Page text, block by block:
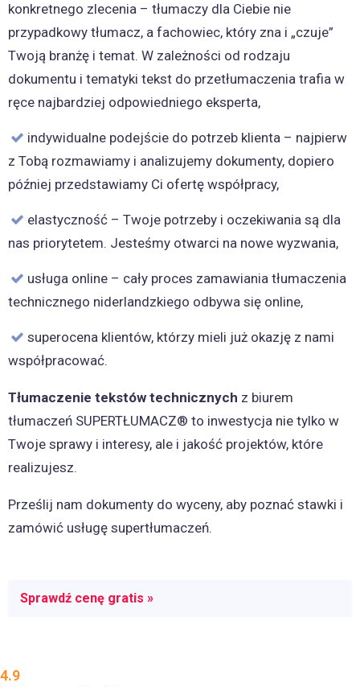
konkretnego zlecenia – tłumaczy dla Ciebie nie
przypadkowy tłumacz, a fachowiec, który zna i „czuje”
Twoją branżę i temat. W zależności od rodzaju
dokumentu i tematyki tekst do przetłumaczenia trafia w
ręce najbardziej odpowiedniego eksperta,
indywidualne podejście do potrzeb klienta – najpierw
z Tobą rozmawiamy i analizujemy dokumenty, dopiero
później przedstawiamy Ci ofertę współpracy,
elastyczność – Twoje potrzeby i oczekiwania są dla
nas priorytetem. Jesteśmy otwarci na nowe wyzwania,
usługa online – cały proces zamawiania tłumaczenia
technicznego niderlandzkiego odbywa się online,
superocena klientów, którzy mieli już okazję z nami
współpracować.
Tłumaczenie tekstów technicznych z biurem
tłumaczeń SUPERTŁUMACZ® to inwestycja nie tylko w
Twoje sprawy i interesy, ale i jakość projektów, które
realizujesz.
Prześlij nam dokumenty do wyceny, aby poznać stawki i
zamówić usługę supertłumaczeń.
Sprawdź cenę gratis »
4.9